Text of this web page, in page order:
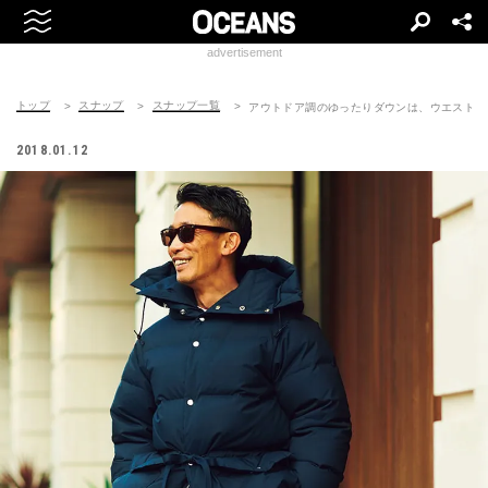
advertisement
トップ スナップ スナップ一覧 アウトドア調のゆったりダウンは、ウエスト
2018.01.12